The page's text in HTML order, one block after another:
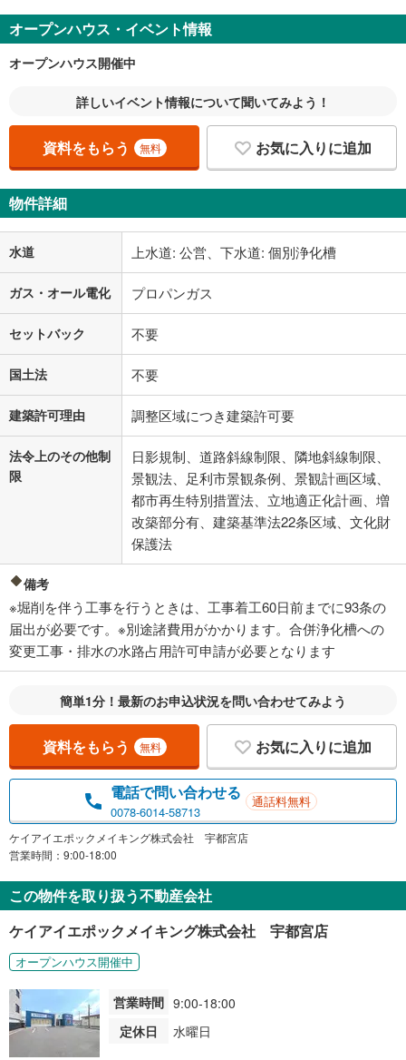
オープンハウス・イベント情報
オープンハウス開催中
詳しいイベント情報について聞いてみよう！
資料をもらう 無料 お気に入りに追加
物件詳細
水道 上水道: 公営、下水道: 個別浄化槽
ガス・オール電化 プロパンガス
セットバック 不要
国土法 不要
建築許可理由 調整区域につき建築許可要
法令上のその他制
限
日影規制、道路斜線制限、隣地斜線制限、
景観法、足利市景観条例、景観計画区域、
都市再生特別措置法、立地適正化計画、増
改築部分有、建築基準法22条区域、文化財
保護法
備考
※堀削を伴う工事を行うときは、工事着工60日前までに93条の
届出が必要です。※別途諸費用がかかります。合併浄化槽への
変更工事・排水の水路占用許可申請が必要となります
簡単1分！最新のお申込状況を問い合わせてみよう
資料をもらう 無料 お気に入りに追加
電話で問い合わせる
0078-6014-58713
通話料無料
ケイアイエポックメイキング株式会社 宇都宮店
営業時間：9:00-18:00
この物件を取り扱う不動産会社
ケイアイエポックメイキング株式会社 宇都宮店
オープンハウス開催中
営業時間 9:00-18:00
定休日
水曜日